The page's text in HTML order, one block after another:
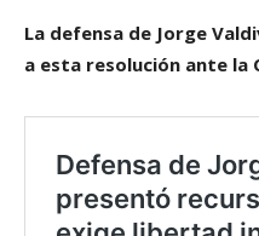
La defensa de Jorge
a esta resolución ante la